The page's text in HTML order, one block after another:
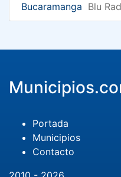
Bucaramanga Blu
Portada
Municipios
Contacto